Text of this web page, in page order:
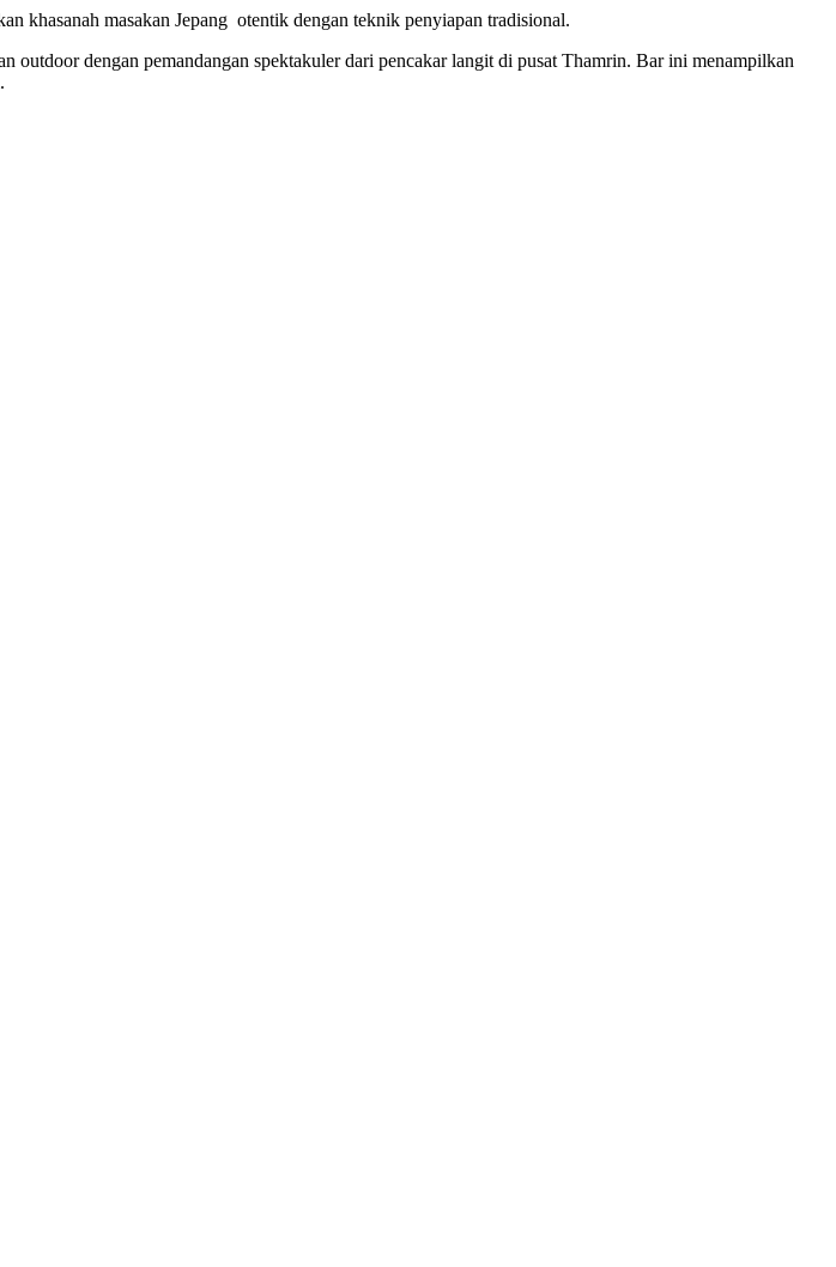
khasanah masakan Jepang otentik dengan teknik penyiapan tradisional.
outdoor dengan pemandangan spektakuler dari pencakar langit di pusat Thamrin. Bar ini menampilkan